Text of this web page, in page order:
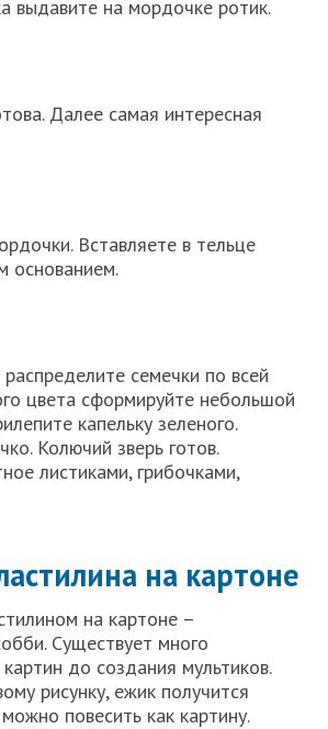
выдавите на мордочке ротик.
Далее самая интересная
Вставляете в тельце
основанием.
семечки по всей
цвета сформируйте небольшой
капельку зеленого.
Колючий зверь готов.
листиками, грибочками,
на картоне
на картоне –
Существует много
до создания мультиков.
рисунку, ежик получится
повесить как картину.